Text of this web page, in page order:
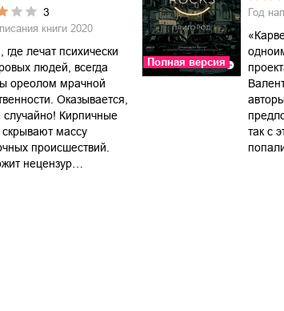
3
книги 2020
где лечат психически
людей, всегда
ореолом мрачной
Оказывается,
случайно! Кирпичные
массу
происшествий.
нецензур…
Полная версия
Год
так с